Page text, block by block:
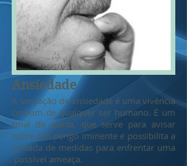
Ansiedade
A sensação de ansiedade é uma vivência
comum de qualquer ser humano. É um
sinal de alerta, que serve para avisar
sobre um perigo iminente e possibilita a
tomada de medidas para enfrentar uma
possível ameaça.